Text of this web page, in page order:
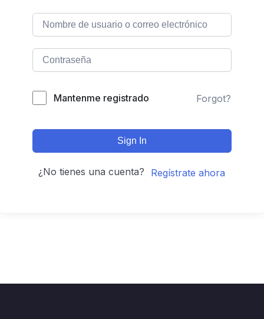
Mantenme registrado Forgot?
Sign In
¿No tienes una cuenta? Regístrate ahora